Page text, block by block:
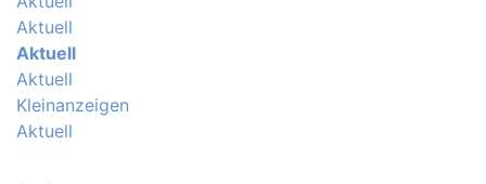
Aktuell
Aktuell
Aktuell
Kleinanzeigen
Aktuell